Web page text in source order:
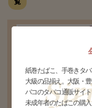
S.T.Dupunt パンチカッター
¥47,300(税込)
紙巻たばこ、手巻きタ
大級の品揃え。大阪・
バコのタバコ通販サイト
未成年者のたばこの購